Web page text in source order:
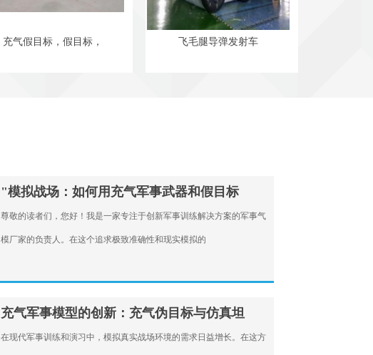
充气假目标，假目标， 飞毛腿导弹发射车
"模拟战场：如何用充气军事武器和假目标
尊敬的读者们，您好！我是一家专注于创新军事训练解决方案的军事气
模厂家的负责人。在这个追求极致准确性和现实模拟的
充气军事模型的创新：充气伪目标与仿真坦
在现代军事训练和演习中，模拟真实战场环境的需求日益增长。在这方